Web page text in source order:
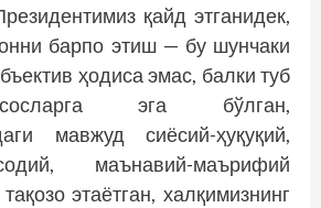
қайд этганидек,
барпо этиш — бу шунчаки
ҳодиса эмас, балки туб
эга бўлган,
мавжуд сиёсий-ҳуқуқий,
маънавий-маърифий
этаётган, халқимизнинг